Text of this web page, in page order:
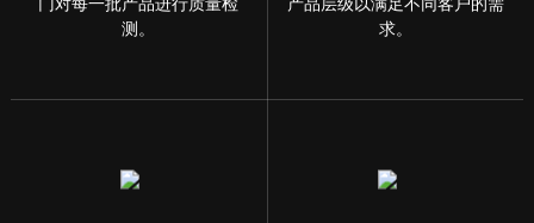
门对每一批产品进行质量检
测。
产品层级以满足不同客户的需
求。